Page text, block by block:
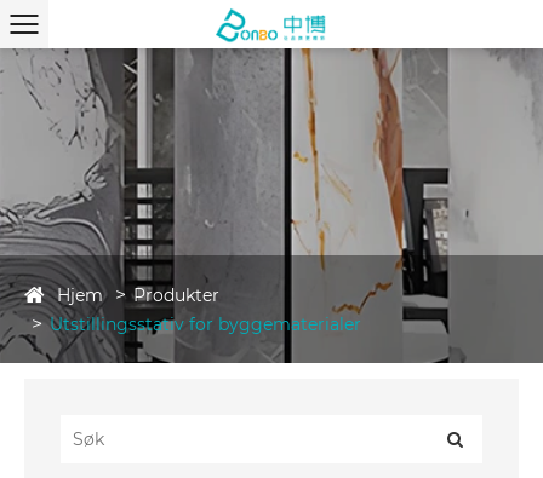
Hjem
Produkter
Utstillingsstativ for byggematerialer